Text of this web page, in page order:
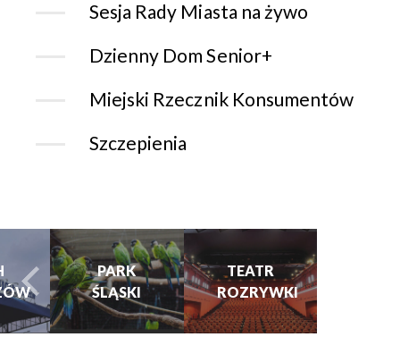
Sesja Rady Miasta na żywo
Dzienny Dom Senior+
Miejski Rzecznik Konsumentów
Szczepienia
PARK
ŚLĄSKI
TEATR
ROZRYWKI
CENTRUM
KULTURY
I KINO
GRAJFKA
turysta.Previous